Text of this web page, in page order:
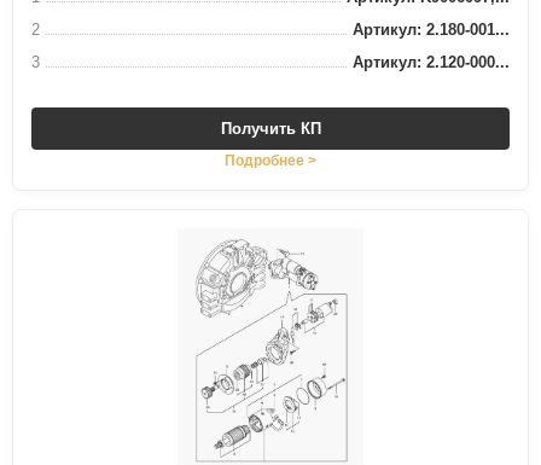
2
Артикул: 2.180-001...
3
Артикул: 2.120-000...
Получить КП
Подробнее >